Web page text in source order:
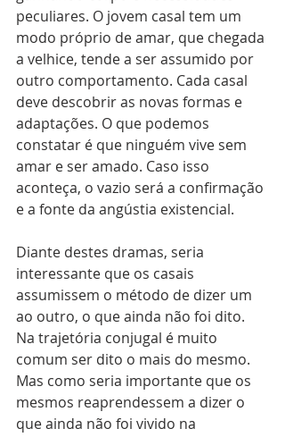
peculiares. O jovem casal tem um
modo próprio de amar, que chegada
a velhice, tende a ser assumido por
outro comportamento. Cada casal
deve descobrir as novas formas e
adaptações. O que podemos
constatar é que ninguém vive sem
amar e ser amado. Caso isso
aconteça, o vazio será a confirmação
e a fonte da angústia existencial.
Diante destes dramas, seria
interessante que os casais
assumissem o método de dizer um
ao outro, o que ainda não foi dito.
Na trajetória conjugal é muito
comum ser dito o mais do mesmo.
Mas como seria importante que os
mesmos reaprendessem a dizer o
que ainda não foi vivido na